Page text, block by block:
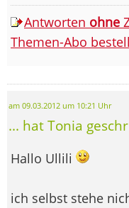
Antworten ohne
Themen-Abo
am 09.03.2012 um 10:21 Uhr
... hat Tonia
Hallo Ullili
ich selbst stehe